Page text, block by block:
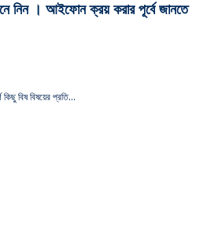
নিন । আইফোন ক্রয় করার পূর্বে জানতে
বিষ বিষয়ের প্রতি…